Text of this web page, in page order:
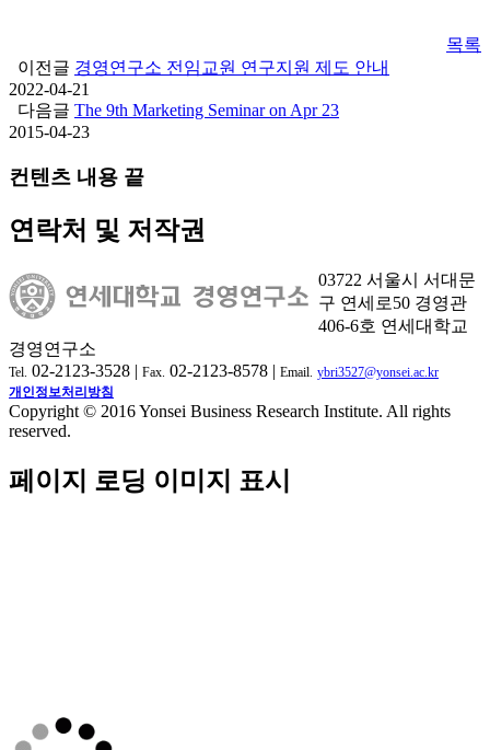
목록
이전글 경영연구소 전임교원 연구지원 제도 안내
2022-04-21
다음글 The 9th Marketing Seminar on Apr 23
2015-04-23
컨텐츠 내용 끝
연락처 및 저작권
03722 서울시 서대문
구 연세로50 경영관
406-6호 연세대학교
경영연구소
Tel. 02-2123-3528 | Fax. 02-2123-8578 | Email. ybri3527@yonsei.ac.kr
개인정보처리방침
Copyright © 2016 Yonsei Business Research Institute. All rights
reserved.
페이지 로딩 이미지 표시